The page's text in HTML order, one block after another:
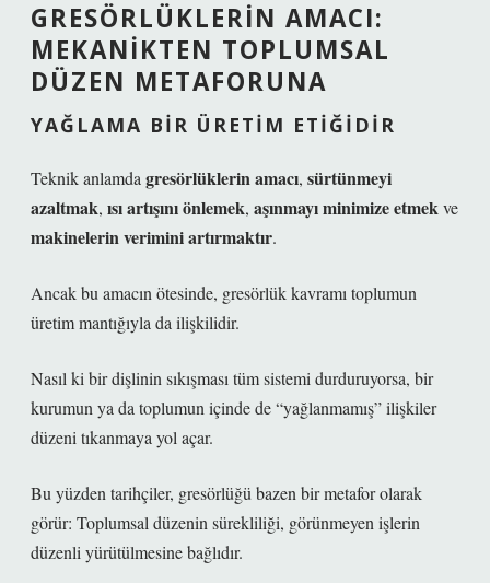
GRESÖRLÜKLERIN AMACI:
MEKANIKTEN TOPLUMSAL
DÜZEN METAFORUNA
YAĞLAMA BIR ÜRETIM ETIĞIDIR
Teknik anlamda gresörlüklerin amacı, sürtünmeyi
azaltmak, ısı artışını önlemek, aşınmayı minimize etmekve
makinelerin verimini artırmaktır.
Ancak bu amacın ötesinde, gresörlük kavramı toplumun
üretim mantığıyla da ilişkilidir.
Nasıl ki bir dişlinin sıkışması tüm sistemi durduruyorsa, bir
kurumun ya da toplumun içinde de “yağlanmamış” ilişkiler
düzeni tıkanmaya yol açar.
Bu yüzden tarihçiler, gresörlüğü bazen bir metafor olarak
görür: Toplumsal düzenin sürekliliği, görünmeyen işlerin
düzenli yürütülmesine bağlıdır.